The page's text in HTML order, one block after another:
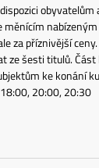
za příznivější
šesti titulů.
ke konání
20:00,